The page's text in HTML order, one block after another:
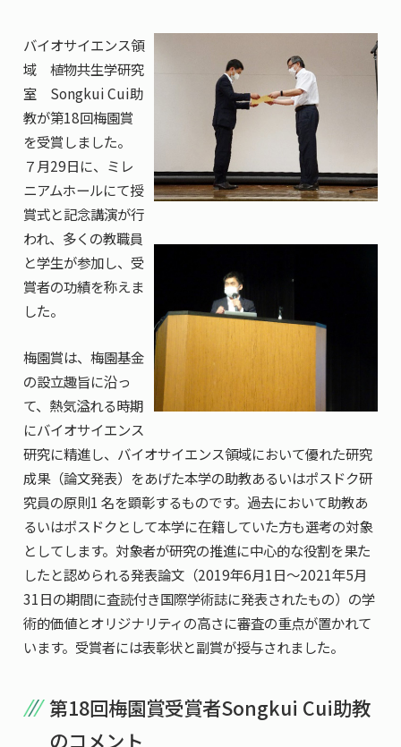
共用機器・設備紹介
研究成果
NAIST Edge BIO
セミナー情報
5年一貫コースの
国際化教育プログラム
国際バイオゼミナール
サマーキャンプ
海外ラボインターンシップ
国際学生ワークショップ
UCDリトリート
UCDオンラインゼミナール
就職実績
卒業生の声
就職支援
入試情報TOP
受験
研究＆授業
イベント
生活
保護者の方へ
お問い
合わせ
領域棟
マップ
学内限定 ENGLISH
受験生の方へ
教職員の方へ
企業・研究者の方へ
バイオサイエンス領
域 植物共生学研究
室 Songkui Cui助
教が第18回梅園賞
を受賞しました。
７月29日に、ミレ
ニアムホールにて授
賞式と記念講演が行
われ、多くの教職員
と学生が参加し、受
賞者の功績を称えま
した。
梅園賞は、梅園基金
の設立趣旨に沿っ
て、熱気溢れる時期
にバイオサイエンス
研究に精進し、バイオサイエンス領域において優れた研究
成果（論文発表）をあげた本学の助教あるいはポスドク研
究員の原則1 名を顕彰するものです。過去において助教あ
るいはポスドクとして本学に在籍していた方も選考の対象
としてします。対象者が研究の推進に中心的な役割を果た
したと認められる発表論文（2019年6月1日～2021年5月
31日の期間に査読付き国際学術誌に発表されたもの）の学
術的価値とオリジナリティの高さに審査の重点が置かれて
います。受賞者には表彰状と副賞が授与されました。
第18回梅園賞受賞者Songkui Cui助教
のコメント